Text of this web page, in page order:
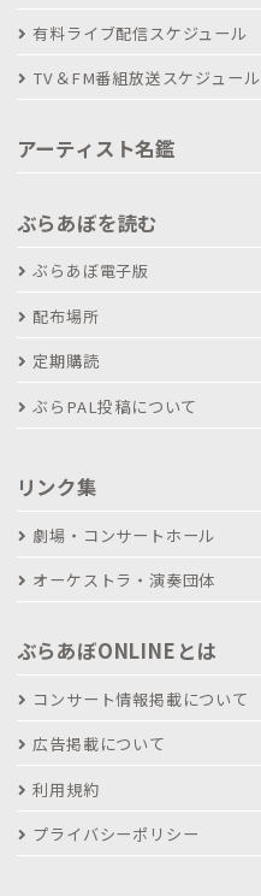
有料ライブ配信スケジュール
TV＆FM番組放送スケジュール
アーティスト名鑑
ぶらあぼを読む
ぶらあぼ電子版
配布場所
定期購読
ぶらPAL投稿について
リンク集
劇場・コンサートホール
オーケストラ・演奏団体
ぶらあぼONLINEとは
コンサート情報掲載について
広告掲載について
利用規約
プライバシーポリシー